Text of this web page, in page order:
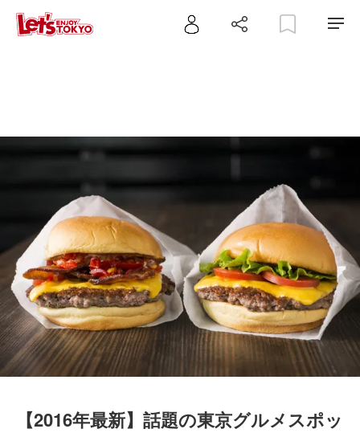
【2016年最新】話題の東京グルメスポッ